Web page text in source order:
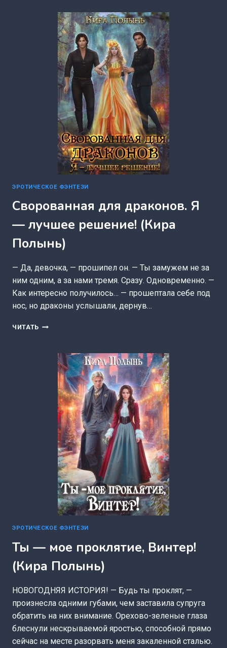
СЧАСТЬЕ
КИМТАРЦЕВ
(КИРА
ПОЛЫНЬ)
ЭРОТИЧЕСКОЕ ФЭНТЕЗИ
Сворованная для драконов. Я
— лучшее решение! (Кира
Полынь)
— Да, девочка, — прошипел он. — Ты замужем не за
ним одним, а за нами тремя. Сразу. Одновременно. —
Как интересно получилось… — прошептала себе под
нос, но драконы услышали, дернув…
ЧИТАТЬ СВОРОВАННАЯ
ЛУЧШЕЕ
РЕШЕНИЕ!
(КИРА
ПОЛЫНЬ)
ЭРОТИЧЕСКОЕ ФЭНТЕЗИ
Ты — мое проклятие, Винтер!
(Кира Полынь)
НОВОГОДНЯЯ ИСТОРИЯ! — Будь ты проклят, —
произнесла одними губами, чем заставила супруга
обратить на них внимание. Орехово-зеленые глаза
блеснули нескрываемой яростью, способной прямо
сейчас на месте разорвать меня закаленной сталью.